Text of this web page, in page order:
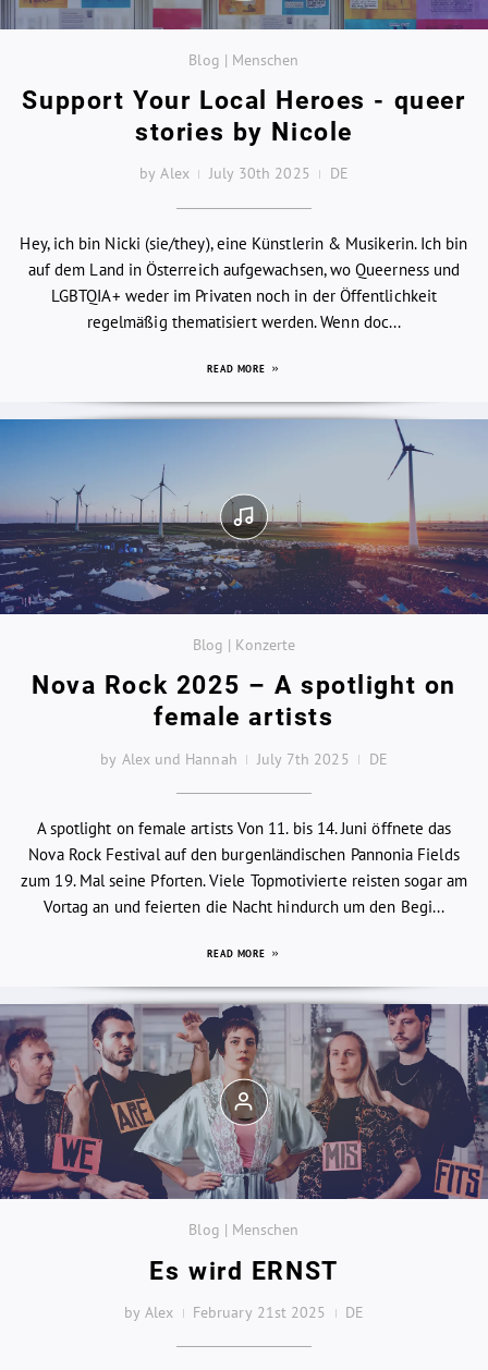
Blog | Menschen
Support Your Local Heroes - queer
stories by Nicole
by Alex July 30th 2025 DE
Hey, ich bin Nicki (sie/they), eine Künstlerin & Musikerin. Ich bin
auf dem Land in Österreich aufgewachsen, wo Queerness und
LGBTQIA+ weder im Privaten noch in der Öffentlichkeit
regelmäßig thematisiert werden. Wenn doc...
READ MORE
Blog | Konzerte
Nova Rock 2025 – A spotlight on
female artists
by Alex und Hannah July 7th 2025 DE
A spotlight on female artists Von 11. bis 14. Juni öffnete das
Nova Rock Festival auf den burgenländischen Pannonia Fields
zum 19. Mal seine Pforten. Viele Topmotivierte reisten sogar am
Vortag an und feierten die Nacht hindurch um den Begi...
READ MORE
Blog | Menschen
Es wird ERNST
by Alex February 21st 2025 DE